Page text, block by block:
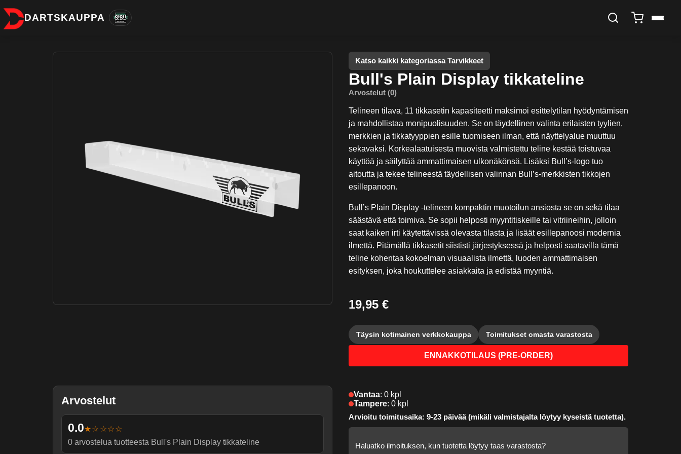
DARTSKAUPPA
Arvostelut
0.0★☆☆☆☆
0 arvostelua tuotteesta Bull's Plain Display tikkateline
Katso kaikki kategoriassa Tarvikkeet
Bull's Plain Display tikkateline
Arvostelut (0)
Telineen tilava, 11 tikkasetin kapasiteetti maksimoi esittelytilan hyödyntämisen
ja mahdollistaa monipuolisuuden. Se on täydellinen valinta erilaisten tyylien,
merkkien ja tikkatyyppien esille tuomiseen ilman, että näyttelyalue muuttuu
sekavaksi. Korkealaatuisesta muovista valmistettu teline kestää toistuvaa
käyttöä ja säilyttää ammattimaisen ulkonäkönsä. Lisäksi Bull’s-logo tuo
aitoutta ja tekee telineestä täydellisen valinnan Bull’s-merkkisten tikkojen
esillepanoon.
Bull’s Plain Display -telineen kompaktin muotoilun ansiosta se on sekä tilaa
säästävä että toimiva. Se sopii helposti myyntitiskeille tai vitriineihin, jolloin
saat kaiken irti käytettävissä olevasta tilasta ja lisäät esillepanoosi modernia
ilmettä. Pitämällä tikkasetit siististi järjestyksessä ja helposti saatavilla tämä
teline kohentaa kokoelman visuaalista ilmettä, luoden ammattimaisen
esityksen, joka houkuttelee asiakkaita ja edistää myyntiä.
19,95 €
Täysin kotimainen verkkokauppa Toimitukset omasta varastosta
ENNAKKOTILAUS (PRE-ORDER)
Vantaa: 0 kpl
Tampere: 0 kpl
Arvioitu toimitusaika: 9-23 päivää (mikäli valmistajalta löytyy kyseistä tuotetta).
Haluatko ilmoituksen, kun tuotetta löytyy taas varastosta?